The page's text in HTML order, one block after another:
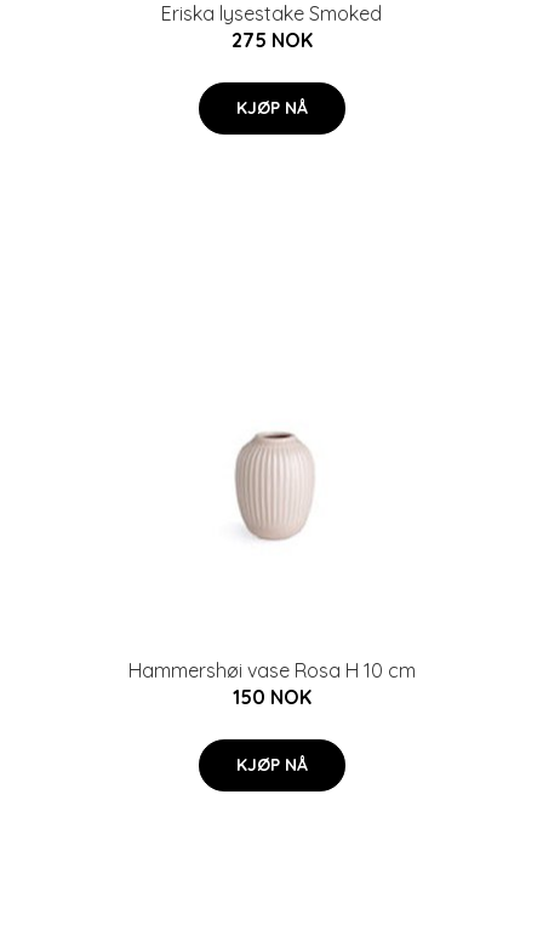
Eriska lysestake Smoked
275 NOK
KJØP NÅ
Hammershøi vase Rosa H 10 cm
150 NOK
KJØP NÅ